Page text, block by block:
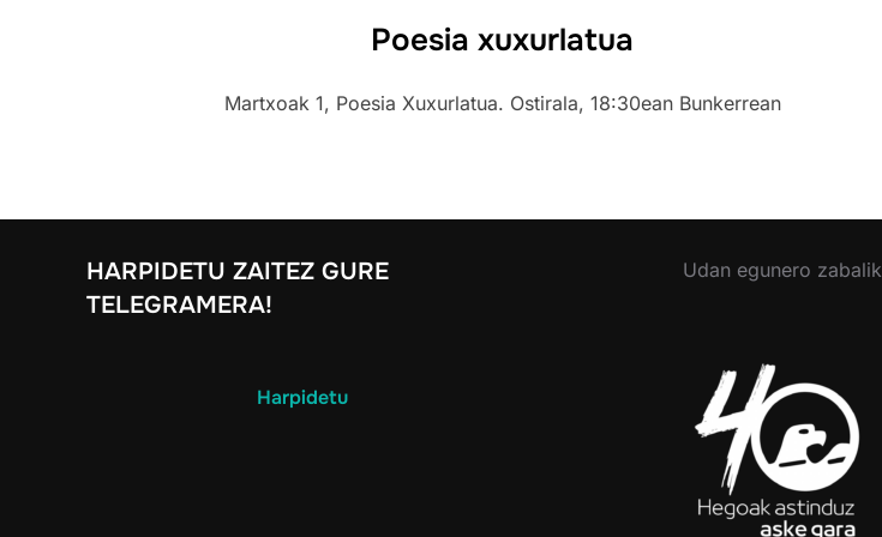
Poesia xuxurlatua
Martxoak 1, Poesia Xuxurlatua. Ostirala, 18:30ean Bunkerrean
HARPIDETU ZAITEZ GURE
TELEGRAMERA!
Harpidetu
Udan egunero zabalik